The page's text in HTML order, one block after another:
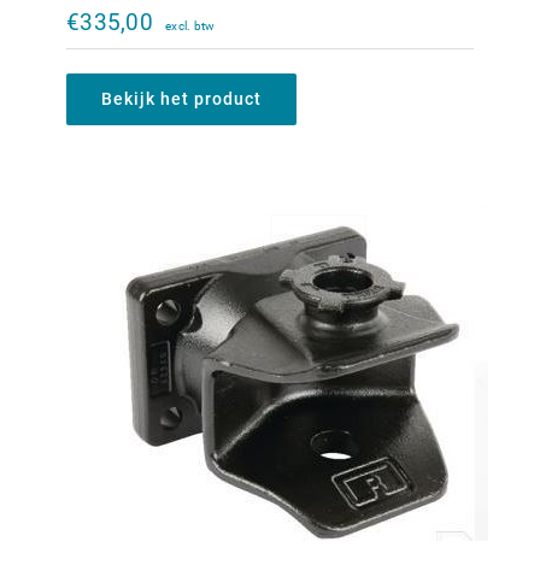
€335,00
Bekijk het product
€355,00